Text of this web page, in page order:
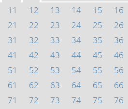
11
12 13 14 15 16
21
22 23 24 25 26
31
32 33 34 35 36
41
42 43 44 45 46
51
52 53 54 55 56
61
62 63 64 65 66
71
72 73 74 75 76